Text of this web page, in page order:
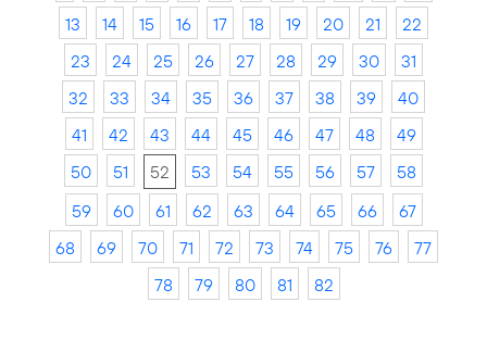
13
14 15 16 17 18 19 20 21
22
23
24 25 26 27 28 29 30
31
32
33 34 35 36 37 38 39
40
41
42 43 44 45 46 47 48
49
50
51 52 53 54 55 56 57
58
59
60 61 62 63 64 65 66
67
68
69 70 71 72 73 74 75 76
77
78
79 80 81 82